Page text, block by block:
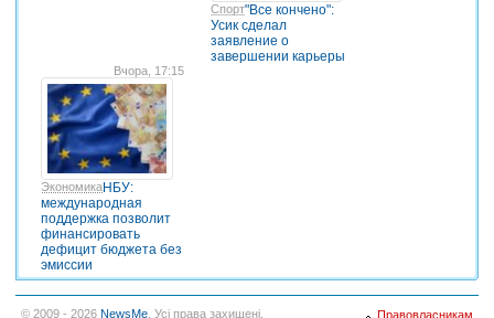
Спорт"Все кончено":
Усик сделал
заявление о
завершении карьеры
Вчора, 17:15
ЭкономикаНБУ:
международная
поддержка позволит
финансировать
дефицит бюджета без
эмиссии
© 2009 - 2026 NewsMe . Усі права захищені.
Правовласникам